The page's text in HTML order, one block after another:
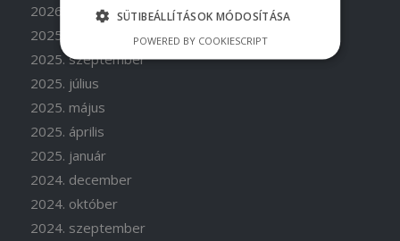
2026. április
2025. november
2025. szeptember
2025. július
2025. május
2025. április
2025. január
2024. december
2024. október
2024. szeptember
SÜTIBEÁLLÍTÁSOK MÓDOSÍTÁSA
POWERED BY COOKIESCRIPT